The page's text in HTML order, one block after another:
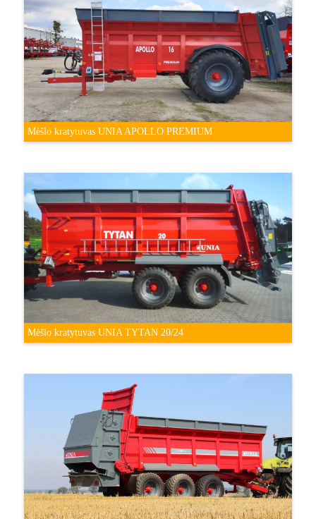
Mėšlo kratytuvas UNIA APOLLO PREMIUM
Mėšlo kratytuvas UNIA TYTAN 20/24